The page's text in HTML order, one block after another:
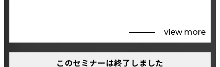
view more
このセミナーは終了しました